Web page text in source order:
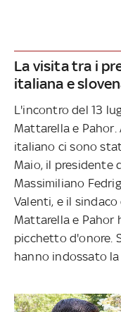
La visita tra i
italiana e
L'incontro del 13
Mattarella e
italiano ci sono
Maio, il presidente
Massimiliano
Valenti, e il
Mattarella e Pahor
picchetto d'onore.
hanno indossato la